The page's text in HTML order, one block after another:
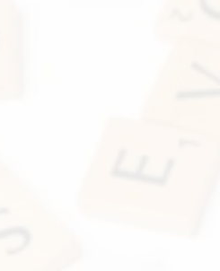
zu einem rapiden Anstieg
die Modernisierung
Hauptziel darin besteht, den
unter
Heizung, Warmwasser
Käufer darüber zu
für ihre Immobilie
zu sparen, werden
Sanierungsfahrpläne